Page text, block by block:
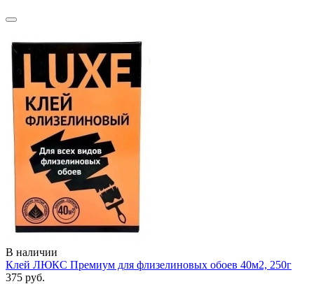
В наличии
Клей ЛЮКС Премиум для флизелиновых обоев 40м2, 250г
375 руб.